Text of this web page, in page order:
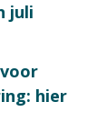
juli
hier